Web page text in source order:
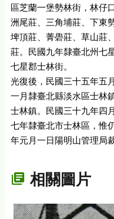
區芝蘭一堡勢林街，林仔
洲尾莊、三角埔莊、下東
埤頂莊、菁礐莊、草山莊
莊。民國九年隸臺北州七
七星郡士林街。
光復後，民國三十五年五
一月隸臺北縣淡水區士林
士林鎮。民國三十九年四
七年隸臺北市士林區，惟
年元月一日陽明山管理局
相關圖片